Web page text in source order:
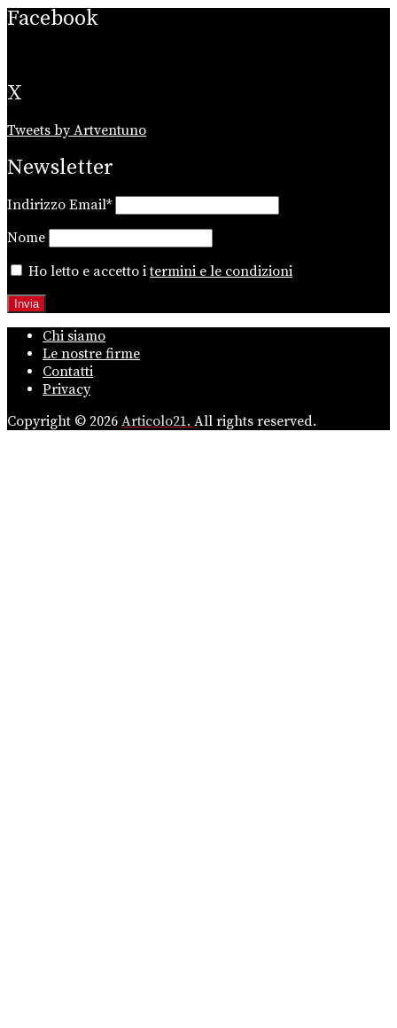
Facebook
X
Tweets by Artventuno
Newsletter
Indirizzo Email*
Nome
Ho letto e accetto itermini e le condizioni
Chi siamo
Le nostre firme
Contatti
Privacy
Copyright © 2026 Articolo21. All rights reserved.